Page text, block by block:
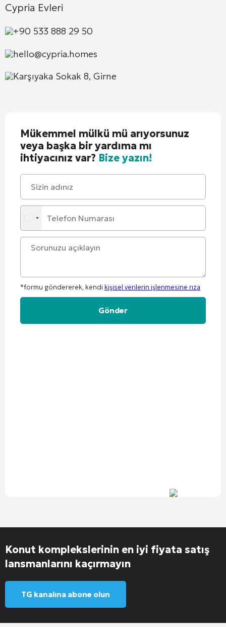
Cypria Evleri
+90 533 888 29 50
hello@cypria.homes
Karşıyaka Sokak 8, Girne
Mükemmel mülkü mü arıyorsunuz
veya başka bir yardıma mı
ihtiyacınız var? Bize yazın!
*formu göndererek, kendi kişisel verilerin işlenmesine rıza
Konut komplekslerinin en iyi fiyata satış
lansmanlarını kaçırmayın
TG kanalına abone olun